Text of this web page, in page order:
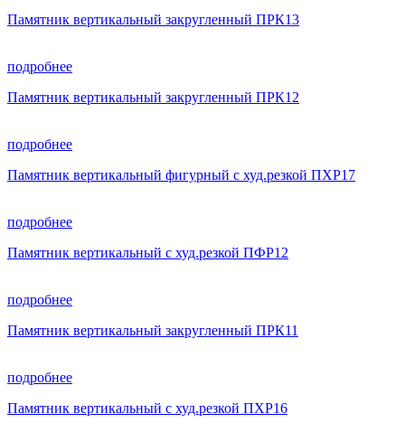
Памятник вертикальный закругленный ПРК13
подробнее
Памятник вертикальный закругленный ПРК12
подробнее
Памятник вертикальный фигурный с худ.резкой ПХР17
подробнее
Памятник вертикальный с худ.резкой ПФР12
подробнее
Памятник вертикальный закругленный ПРК11
подробнее
Памятник вертикальный с худ.резкой ПХР16